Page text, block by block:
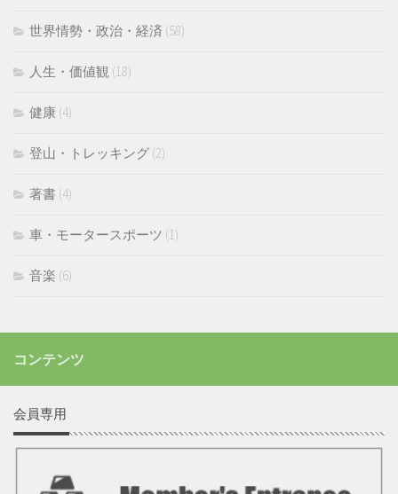
世界情勢・政治・経済 (58)
人生・価値観 (18)
健康 (4)
登山・トレッキング (2)
著書 (4)
車・モータースポーツ (1)
音楽 (6)
コンテンツ
会員専用